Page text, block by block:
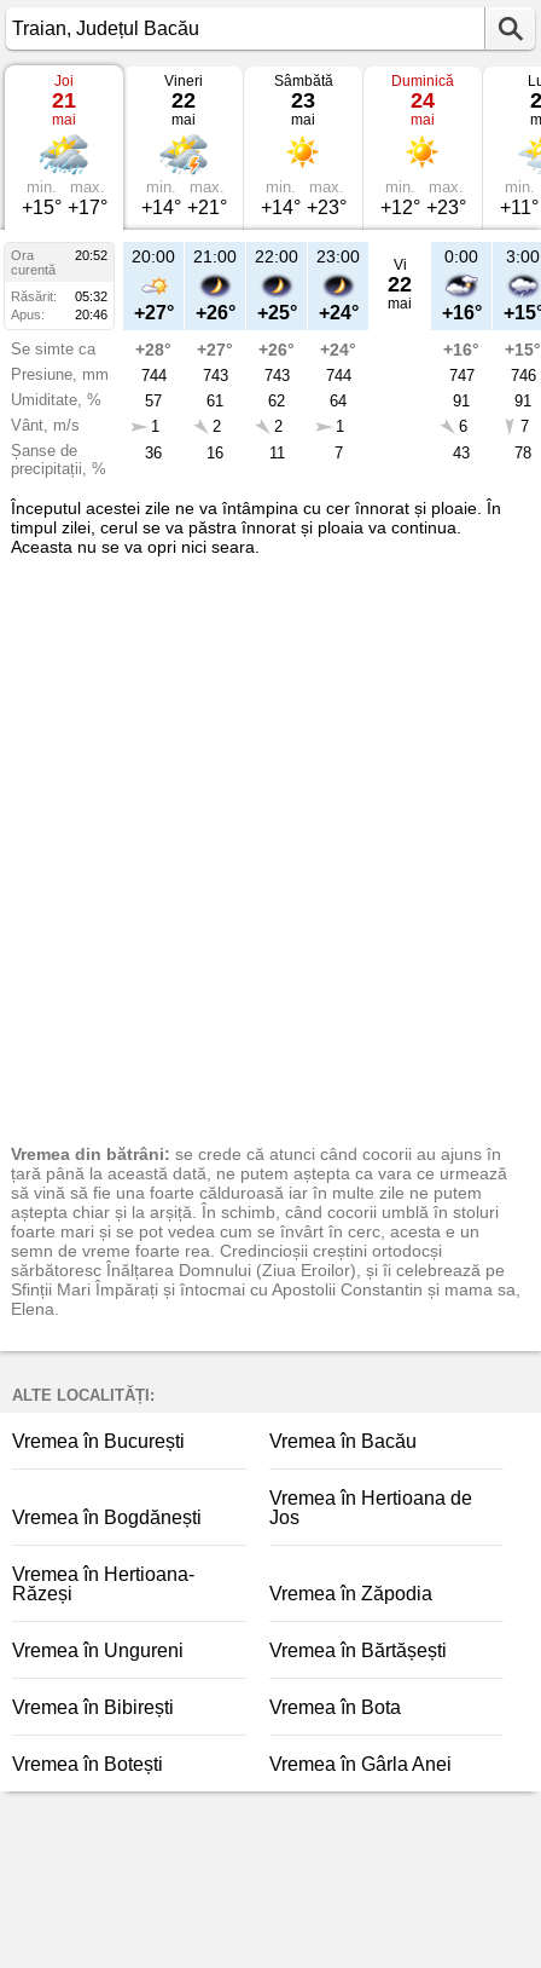
Vremea
Traian
21
mai
2026
Județul
Bacău
Joi
21
mai
min.
+15°
max.
+17°
Vineri
22
mai
min.
+14°
max.
+21°
Sâmbătă
23
mai
min.
+14°
max.
+23°
Duminică
24
mai
min.
+12°
max.
+23°
min.
+11°
Ora
20:52
curentă
Răsărit:
05:32
Apus:
20:46
Se simte ca
Presiune, mm
Umiditate, %
Vânt, m/s
Șanse de
precipitații, %
20:00
+27°
+28°
744
57
1
36
21:00
+26°
+27°
743
61
2
16
22:00
+25°
+26°
743
62
2
11
23:00
+24°
+24°
744
64
1
7
Vi
22
mai
0:00
+16°
+16°
747
91
6
43
3:00
+15°
746
91
7
78
Începutul acestei zile ne va întâmpina cu cer înnorat și ploaie. În
timpul zilei, cerul se va păstra înnorat și ploaia va continua.
Aceasta nu se va opri nici seara.
Vremea din bătrâni: se crede că atunci când cocorii au ajuns în
țară până la această dată, ne putem aștepta ca vara ce urmează
să vină să fie una foarte călduroasă iar în multe zile ne putem
aștepta chiar și la arșiță. În schimb, când cocorii umblă în stoluri
foarte mari și se pot vedea cum se învârt în cerc, acesta e un
semn de vreme foarte rea. Credincioșii creștini ortodocși
sărbătoresc Înălțarea Domnului (Ziua Eroilor), și îi celebrează pe
Sfinții Mari Împărați și întocmai cu Apostolii Constantin și mama sa,
Elena.
ALTE LOCALITĂȚI:
Vremea în București Vremea în Bacău
Vremea în Bogdănești
Vremea în Hertioana de
Jos
Vremea în Hertioana-
Răzeși
Vremea în Zăpodia
Vremea în Ungureni Vremea în Bărtășești
Vremea în Bibirești Vremea în Bota
Vremea în Botești Vremea în Gârla Anei